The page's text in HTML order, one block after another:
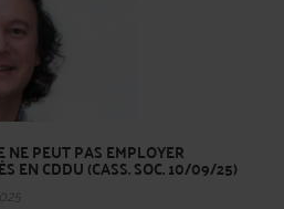
NE PEUT PAS EMPLOYER
EN CDDU (CASS. SOC. 10/09/25)